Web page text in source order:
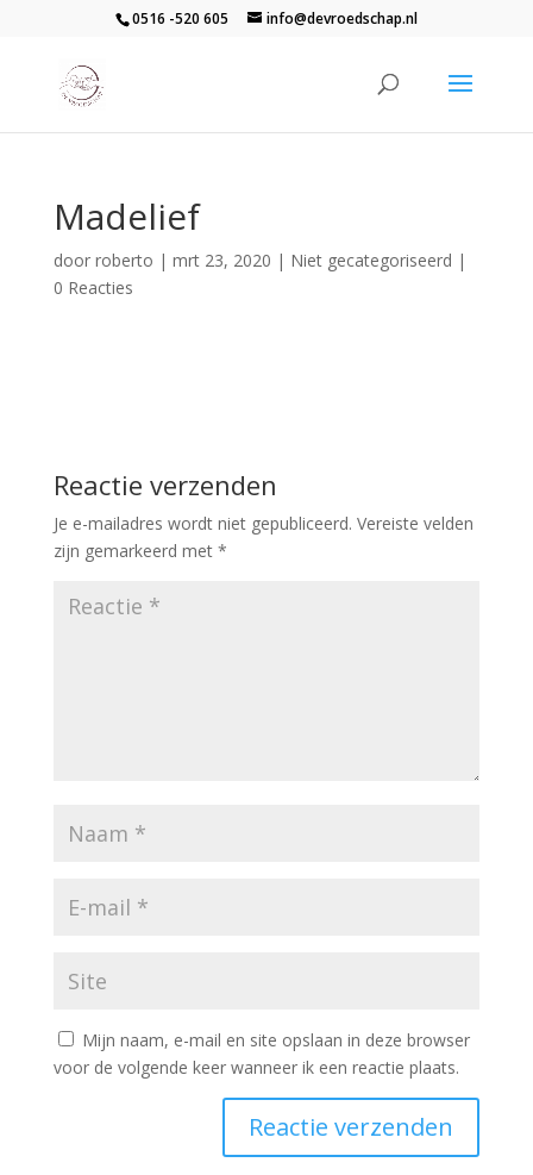
0516 -520 605 info@devroedschap.nl
Madelief
door roberto | mrt 23, 2020 | Niet gecategoriseerd |
0 Reacties
Reactie verzenden
Je e-mailadres wordt niet gepubliceerd. Vereiste velden
zijn gemarkeerd met *
Mijn naam, e-mail en site opslaan in deze browser
voor de volgende keer wanneer ik een reactie plaats.